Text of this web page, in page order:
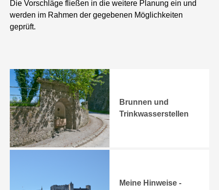
Die Vorschläge fließen in die weitere Planung ein und
werden im Rahmen der gegebenen Möglichkeiten
geprüft.
Brunnen und
Trinkwasserstellen
Meine Hinweise -